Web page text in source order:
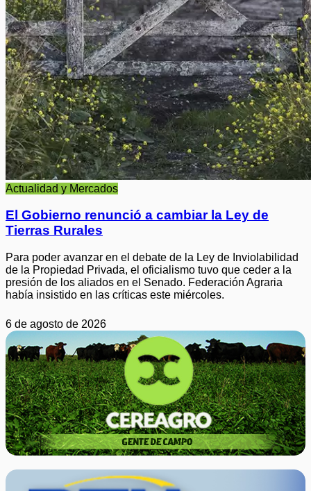
Actualidad y Mercados
El Gobierno renunció a cambiar la Ley de
Tierras Rurales
Para poder avanzar en el debate de la Ley de Inviolabilidad
de la Propiedad Privada, el oficialismo tuvo que ceder a la
presión de los aliados en el Senado. Federación Agraria
había insistido en las críticas este miércoles.
6 de agosto de 2026